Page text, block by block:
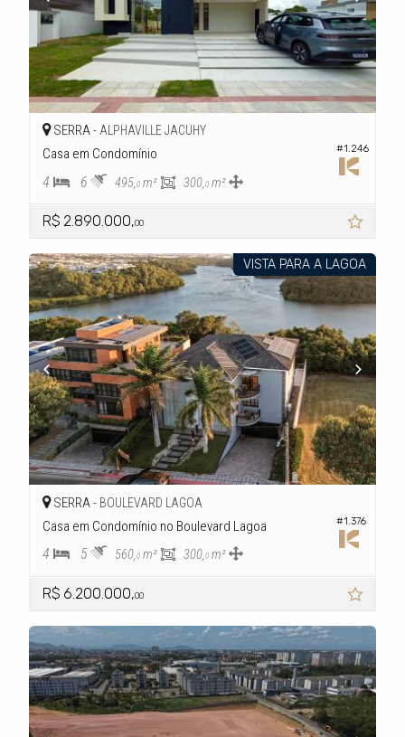
#1.246
SERRA - ALPHAVILLE JACUHY
Casa em Condomínio
4 6 495,0m² 300,0 m²
R$ 2.890.000,00
VISTA PARA A LAGOA
#1.376
SERRA - BOULEVARD LAGOA
Casa em Condomínio no Boulevard Lagoa
4 5 560,0m² 300,0 m²
R$ 6.200.000,00